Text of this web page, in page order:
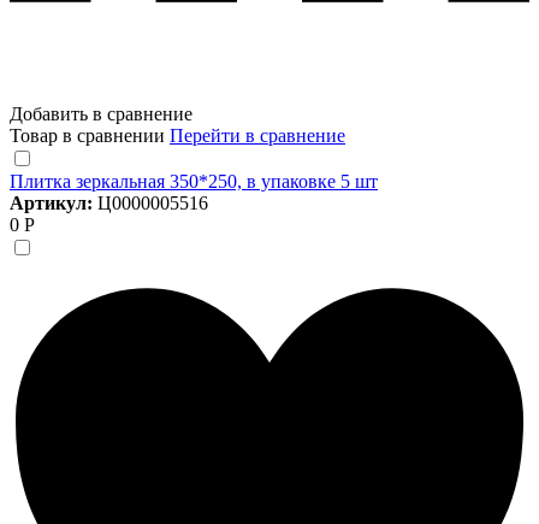
Добавить в сравнение
Товар в сравнении Перейти в сравнение
Плитка зеркальная 350*250, в упаковке 5 шт
Артикул: Ц0000005516
0 Р